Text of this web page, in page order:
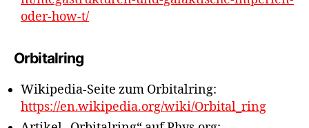
oder-how-t/
Orbitalring
Wikipedia-Seite zum Orbitalring:
https://en.wikipedia.org/wiki/Orbital_ring